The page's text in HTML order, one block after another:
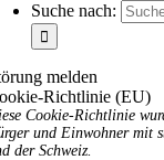
Suche nach:
melden
Richtlinie (EU)
Cookie-Richtlinie
und Einwohner mit
der Schweiz.